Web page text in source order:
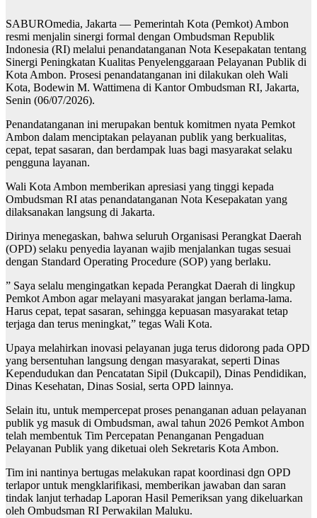
SABUROmedia, Jakarta — Pemerintah Kota (Pemkot) Ambon
resmi menjalin sinergi formal dengan Ombudsman Republik
Indonesia (RI) melalui penandatanganan Nota Kesepakatan tentang
Sinergi Peningkatan Kualitas Penyelenggaraan Pelayanan Publik di
Kota Ambon. Prosesi penandatanganan ini dilakukan oleh Wali
Kota, Bodewin M. Wattimena di Kantor Ombudsman RI, Jakarta,
Senin (06/07/2026).
Penandatanganan ini merupakan bentuk komitmen nyata Pemkot
Ambon dalam menciptakan pelayanan publik yang berkualitas,
cepat, tepat sasaran, dan berdampak luas bagi masyarakat selaku
pengguna layanan.
Wali Kota Ambon memberikan apresiasi yang tinggi kepada
Ombudsman RI atas penandatanganan Nota Kesepakatan yang
dilaksanakan langsung di Jakarta.
Dirinya menegaskan, bahwa seluruh Organisasi Perangkat Daerah
(OPD) selaku penyedia layanan wajib menjalankan tugas sesuai
dengan Standard Operating Procedure (SOP) yang berlaku.
” Saya selalu mengingatkan kepada Perangkat Daerah di lingkup
Pemkot Ambon agar melayani masyarakat jangan berlama-lama.
Harus cepat, tepat sasaran, sehingga kepuasan masyarakat tetap
terjaga dan terus meningkat,” tegas Wali Kota.
Upaya melahirkan inovasi pelayanan juga terus didorong pada OPD
yang bersentuhan langsung dengan masyarakat, seperti Dinas
Kependudukan dan Pencatatan Sipil (Dukcapil), Dinas Pendidikan,
Dinas Kesehatan, Dinas Sosial, serta OPD lainnya.
Selain itu, untuk mempercepat proses penanganan aduan pelayanan
publik yg masuk di Ombudsman, awal tahun 2026 Pemkot Ambon
telah membentuk Tim Percepatan Penanganan Pengaduan
Pelayanan Publik yang diketuai oleh Sekretaris Kota Ambon.
Tim ini nantinya bertugas melakukan rapat koordinasi dgn OPD
terlapor untuk mengklarifikasi, memberikan jawaban dan saran
tindak lanjut terhadap Laporan Hasil Pemeriksan yang dikeluarkan
oleh Ombudsman RI Perwakilan Maluku.